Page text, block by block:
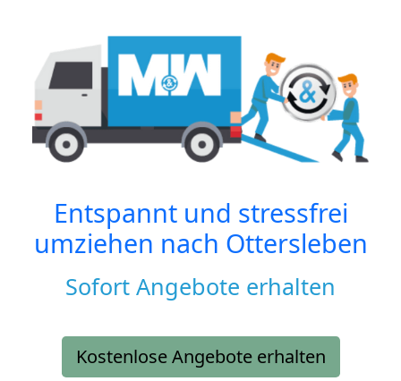
Entspannt und stressfrei
umziehen nach Ottersleben
Sofort Angebote erhalten
Kostenlose Angebote erhalten